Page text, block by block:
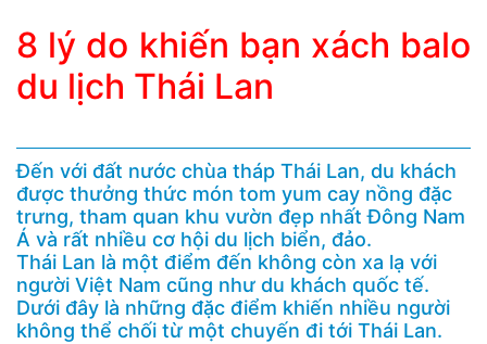
8 lý do khiến bạn xách balo
du lịch Thái Lan
Đến với đất nước chùa tháp Thái Lan, du khách
được thưởng thức món tom yum cay nồng đặc
trưng, tham quan khu vườn đẹp nhất Đông Nam
Á và rất nhiều cơ hội du lịch biển, đảo.
Thái Lan là một điểm đến không còn xa lạ với
người Việt Nam cũng như du khách quốc tế.
Dưới đây là những đặc điểm khiến nhiều người
không thể chối từ một chuyến đi tới Thái Lan.